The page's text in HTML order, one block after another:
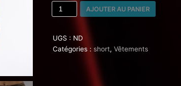
AJOUTER AU PANIER
UGS : ND
Catégories :short,Vêtements